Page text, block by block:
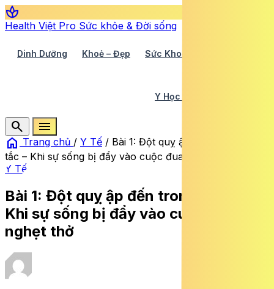
spa
Health Việt Pro Sức khỏe & Đời sống
Dinh Dưỡng Khoẻ – Đẹp Sức Khoẻ TV
Y Học Cổ Truyền
search
menu
home Trang chủ / Y Tế / Bài 1: Đột quỵ ập đến trong tích
tắc – Khi sự sống bị đẩy vào cuộc đua nghẹt thở
Y Tế
Bài 1: Đột quỵ ập đến trong tích tắc –
Khi sự sống bị đẩy vào cuộc đua
nghẹt thở